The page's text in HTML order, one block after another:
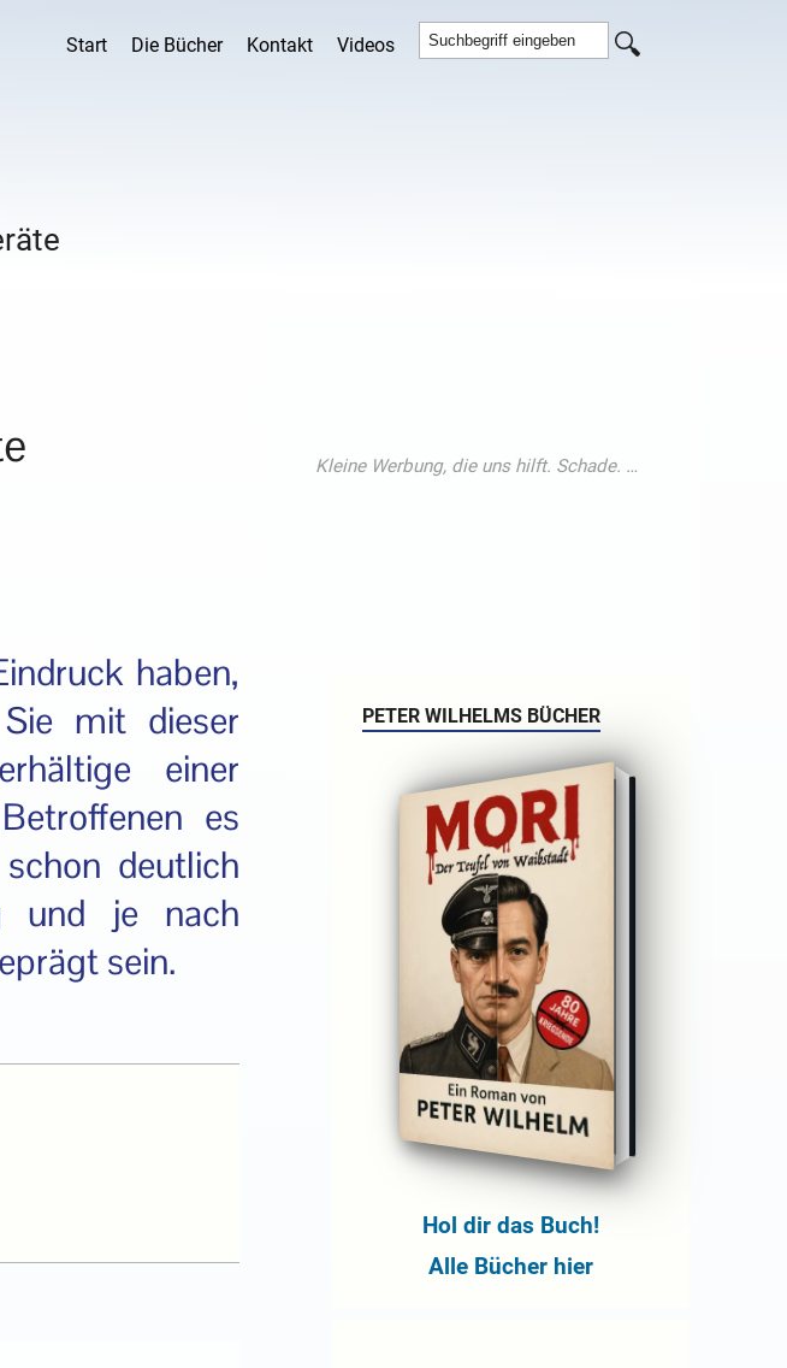
Start Die Bücher Kontakt Videos
haben,
mit dieser
einer
es
deutlich
und je nach
sein.
PETER WILHELMS BÜCHER
Hol dir das Buch!
Alle Bücher hier